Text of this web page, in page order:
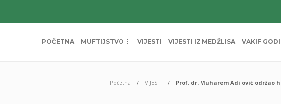
POČETNA MUFTIJSTVO VIJESTI VIJESTI IZ MEDŽLISA VAKIF
Početna VIJESTI Prof. dr. Muharem Adilović održao